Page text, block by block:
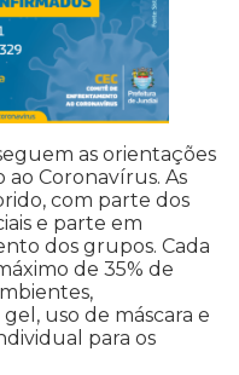
as orientações
Coronavírus. As
com parte dos
e parte em
dos grupos. Cada
de 35% de
uso de máscara e
para os